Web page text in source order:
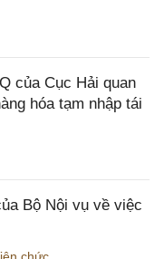
của Cục Hải quan
hóa tạm nhập tái
Bộ Nội vụ về việc